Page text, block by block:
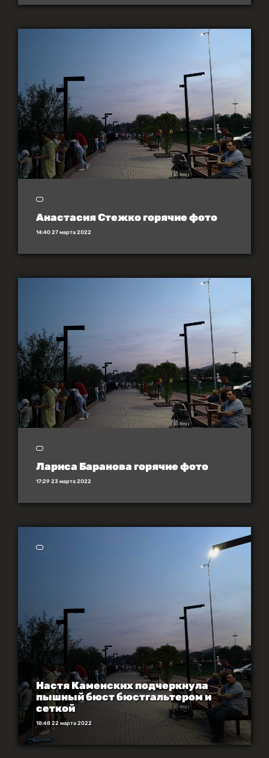
Анастасия Стежко горячие фото
14:40 27 марта 2022
Лариса Баранова горячие фото
17:29 23 марта 2022
Настя Каменских подчеркнула
пышный бюст бюстгальтером и
сеткой
18:48 22 марта 2022